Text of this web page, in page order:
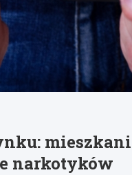
narkotyków